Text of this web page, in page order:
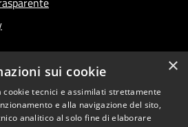
×
sui cookie
cookie tecnici e assimilati strettamente
e alla navigazione del sito,
analitico al solo fine di elaborare